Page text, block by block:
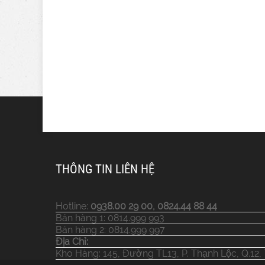
THÔNG TIN LIÊN HỆ
Hotline: 0938.00 29 00, 0824.44 88 44
Bán hàng 1: 0814.999 993
Bán hàng 2: 0814.999 997
Địa Chỉ:
Kho Hàng: 145, Đường TL13, P. Thạnh Lộc,